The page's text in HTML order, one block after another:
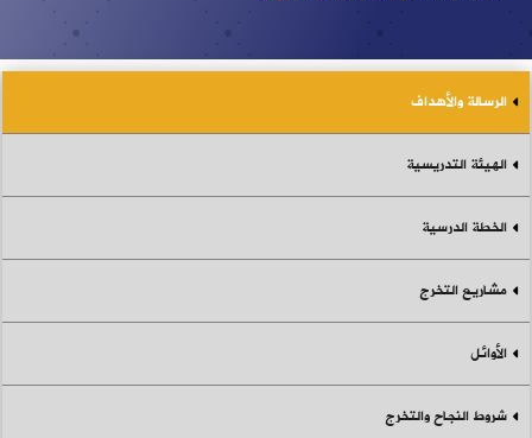
الرسالة والأهداف
الهيئة التدريسية
الخطة الدرسية
مشاريع التخرج
الأوائل
شروط النجاح والتخرج